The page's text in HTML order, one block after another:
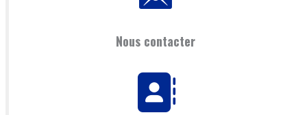
Nous contacter